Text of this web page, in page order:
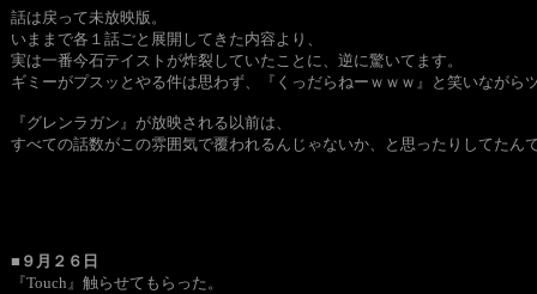
話は戻って未放映版。
いままで各１話ごと展開してきた内容より、
実は一番今石テイストが炸裂していたことに、逆に驚いてます。
ギミーがプスッとやる件は思わず、『くっだらねーｗｗｗ』と笑いながら
『グレンラガン』が放映される以前は、
すべての話数がこの雰囲気で覆われるんじゃないか、と思ったりしてたん
■９月２６日
『Touch』触らせてもらった。